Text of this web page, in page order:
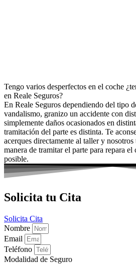
Tengo varios desperfectos en el coche
en Reale Seguros?
En Reale Seguros dependiendo del tipo
vandalismo, granizo un accidente con
simplemente daños ocasionados en
tramitación del parte es distinta. Te
acerques directamente al taller y nosotros
manera de tramitar el parte para repara
posible.
Solicita tu Cita
Solicita Cita
Nombre
Email
Teléfono
Modalidad de Seguro